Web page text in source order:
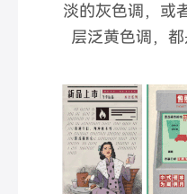
淡的灰色调，或
层泛黄色调，